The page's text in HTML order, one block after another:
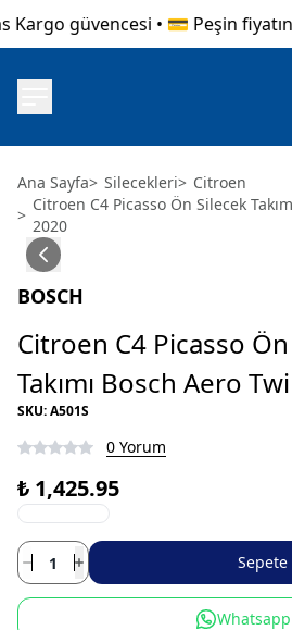
güvencesi • 💳 Peşin
Ana Sayfa> Silecekleri> Citroen
>
Citroen C4 Picasso Ön Silecek
2020
BOSCH
Citroen C4 Picasso
Takımı Bosch Aero
SKU:A501S
0 Yorum
₺ 1,425.95
Sepete
Whatsapp